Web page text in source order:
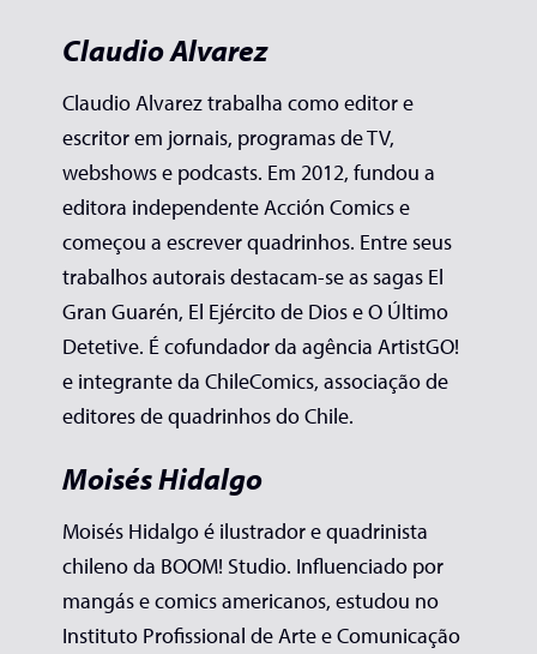
Claudio Alvarez
Claudio Alvarez trabalha como editor e
escritor em jornais, programas de TV,
webshows e podcasts. Em 2012, fundou a
editora independente Acción Comics e
começou a escrever quadrinhos. Entre seus
trabalhos autorais destacam-se as sagas El
Gran Guarén, El Ejército de Dios e O Último
Detetive. É cofundador da agência ArtistGO!
e integrante da ChileComics, associação de
editores de quadrinhos do Chile.
Moisés Hidalgo
Moisés Hidalgo é ilustrador e quadrinista
chileno da BOOM! Studio. Influenciado por
mangás e comics americanos, estudou no
Instituto Profissional de Arte e Comunicação